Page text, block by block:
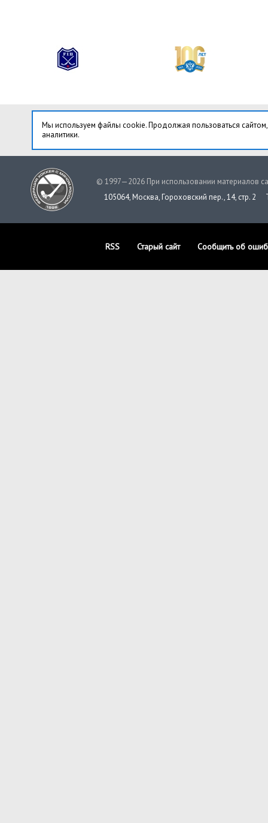
Мы используем файлы cookie. Продолжая пользоваться
аналитики.
© 1997—2026 При использовании материалов
105064, Москва, Гороховский пер., 14, стр. 2
RSS Старый сайт Сообщить об